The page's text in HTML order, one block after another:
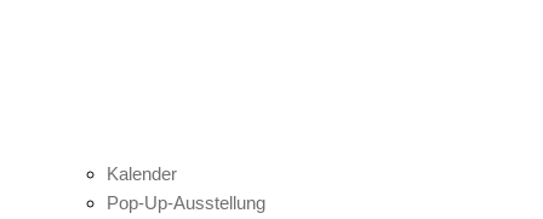
Kalender
Pop-Up-Ausstellung